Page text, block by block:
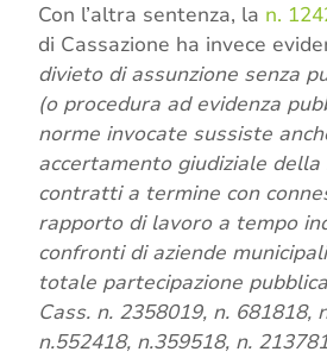
Con l’altra sentenza, la n.
di Cassazione ha invece
divieto di assunzione senza
(o procedura ad evidenza
norme invocate sussiste
accertamento giudiziale
contratti a termine con
rapporto di lavoro a tempo
confronti di aziende
totale partecipazione
Cass. n. 2358019, n. 681818,
n.552418, n.359518, n.